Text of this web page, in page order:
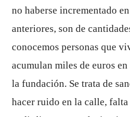
no haberse incrementado
anteriores, son de
conocemos personas que
acumulan miles de euros
la fundación. Se trata de
hacer ruido en la calle,